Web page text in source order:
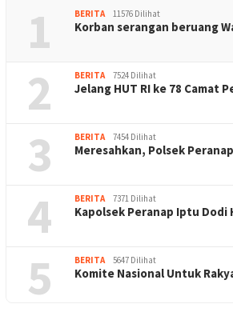
1 BERITA 11576 Dilihat
Korban serangan beruang
2 BERITA 7524 Dilihat
Jelang HUT RI ke 78 Camat
3 BERITA 7454 Dilihat
Meresahkan, Polsek
4 BERITA 7371 Dilihat
Kapolsek Peranap Iptu Dodi
5 BERITA 5647 Dilihat
Komite Nasional Untuk